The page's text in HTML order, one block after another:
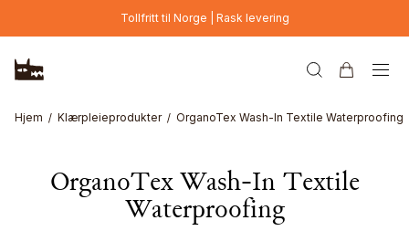
Hopp til hovedinnholdTollfritt til Norge | Rask levering
Hjem Klærpleieprodukter OrganoTex Wash-In Textile Waterproofing
OrganoTex Wash-In Textile
Waterproofing